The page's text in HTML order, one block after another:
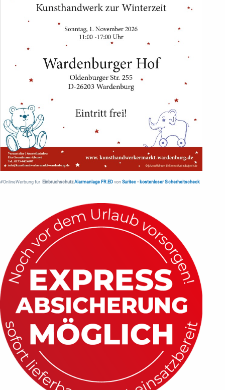
#OnlineWerbung für Einbruchschutz Alarmanlage FR.ED von Suritec • kostenloser Sicherheitscheck